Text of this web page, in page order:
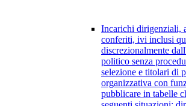
Incarichi dirigenziali,
conferiti, ivi inclusi
discrezionalmente
politico senza
selezione e titolari di
organizzativa con
pubblicare in tabelle